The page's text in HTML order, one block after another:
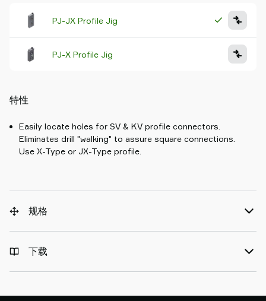
PJ-JX Profile Jig
PJ-X Profile Jig
特性
Easily locate holes for SV & KV profile connectors.
Eliminates drill "walking" to assure square connections.
Use X-Type or JX-Type profile.
规格
下载